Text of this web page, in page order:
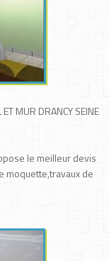
MUR DRANCY SEINE
le meilleur devis
moquette,travaux de